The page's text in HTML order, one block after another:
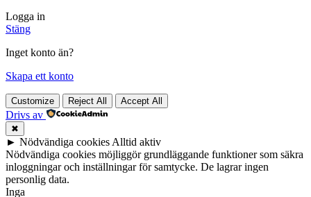
Logga in
Stäng
Inget konto än?
Skapa ett konto
Customize Reject All Accept All
Drivs av
✖
► Nödvändiga cookies Alltid aktiv
Nödvändiga cookies möjliggör grundläggande funktioner som säkra
inloggningar och inställningar för samtycke. De lagrar ingen
personlig data.
Inga